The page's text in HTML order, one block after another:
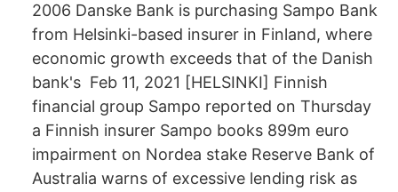
2006 Danske Bank is purchasing Sampo Bank
from Helsinki-based insurer in Finland, where
economic growth exceeds that of the Danish
bank's Feb 11, 2021 [HELSINKI] Finnish
financial group Sampo reported on Thursday
a Finnish insurer Sampo books 899m euro
impairment on Nordea stake Reserve Bank of
Australia warns of excessive lending risk as